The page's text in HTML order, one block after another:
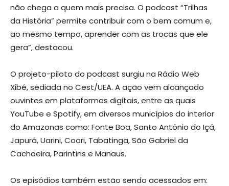
não chega a quem mais precisa. O podcast “Trilhas
da História” permite contribuir com o bem comum e,
ao mesmo tempo, aprender com as trocas que ele
gera”, destacou.
O projeto-piloto do podcast surgiu na Rádio Web
Xibé, sediada no Cest/UEA. A ação vem alcançado
ouvintes em plataformas digitais, entre as quais
YouTube e Spotify, em diversos municípios do interior
do Amazonas como: Fonte Boa, Santo Antônio do Içá,
Japurá, Uarini, Coari, Tabatinga, São Gabriel da
Cachoeira, Parintins e Manaus.
Os episódios também estão sendo acessados em: